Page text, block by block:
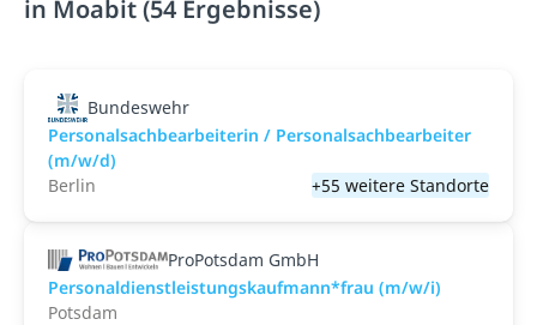
in Moabit (54 Ergebnisse)
Bundeswehr
Personalsachbearbeiterin / Personalsachbearbeiter
(m/w/d)
Berlin
+55 weitere Standorte
ProPotsdam GmbH
Personaldienstleistungskaufmann*frau (m/w/i)
Potsdam